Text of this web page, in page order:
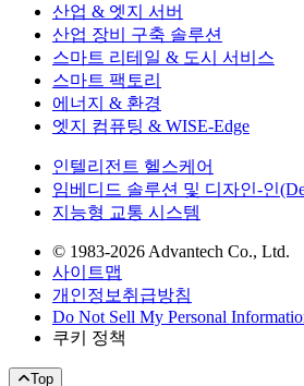
산업 & 엣지 서버
산업 장비 구축 솔루션
스마트 리테일 & 도시 서비스
스마트 팩토리
에너지 & 환경
엣지 컴퓨팅 & WISE-Edge
인텔리전트 헬스케어
임베디드 솔루션 및 디자인-인
지능형 교통 시스템
© 1983-2026 Advantech Co., Ltd.
사이트맵
개인정보취급방침
Do Not Sell My Personal
쿠키 정책
Top